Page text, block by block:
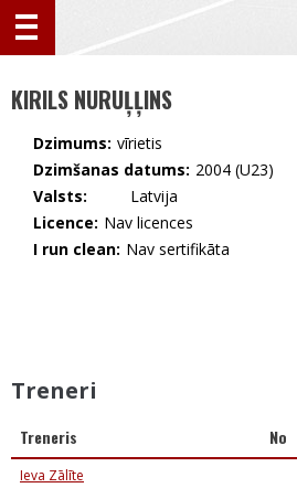
KIRILS NURUĻĻINS
Dzimums: vīrietis
Dzimšanas datums: 2004 (U23)
Valsts:
🇱🇻 Latvija
Licence: Nav licences
I run clean: Nav sertifikāta
Treneri
Treneris No
Ieva Zālīte